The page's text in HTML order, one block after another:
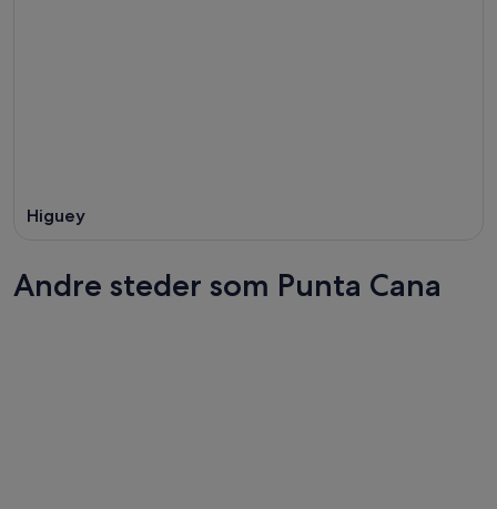
Higuey
Andre steder som Punta Cana